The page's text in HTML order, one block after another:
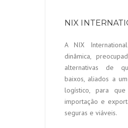
NIX
A NIX
dinâmica,
alternativas de
baixos, aliados a
logístico, para
importação e
seguras e viáveis.